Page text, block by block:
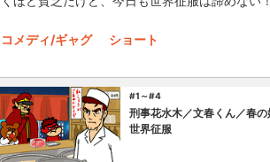
コメディ/ギャグ ショート
#1～#4
刑事花水木／文春くん／春
世界征服